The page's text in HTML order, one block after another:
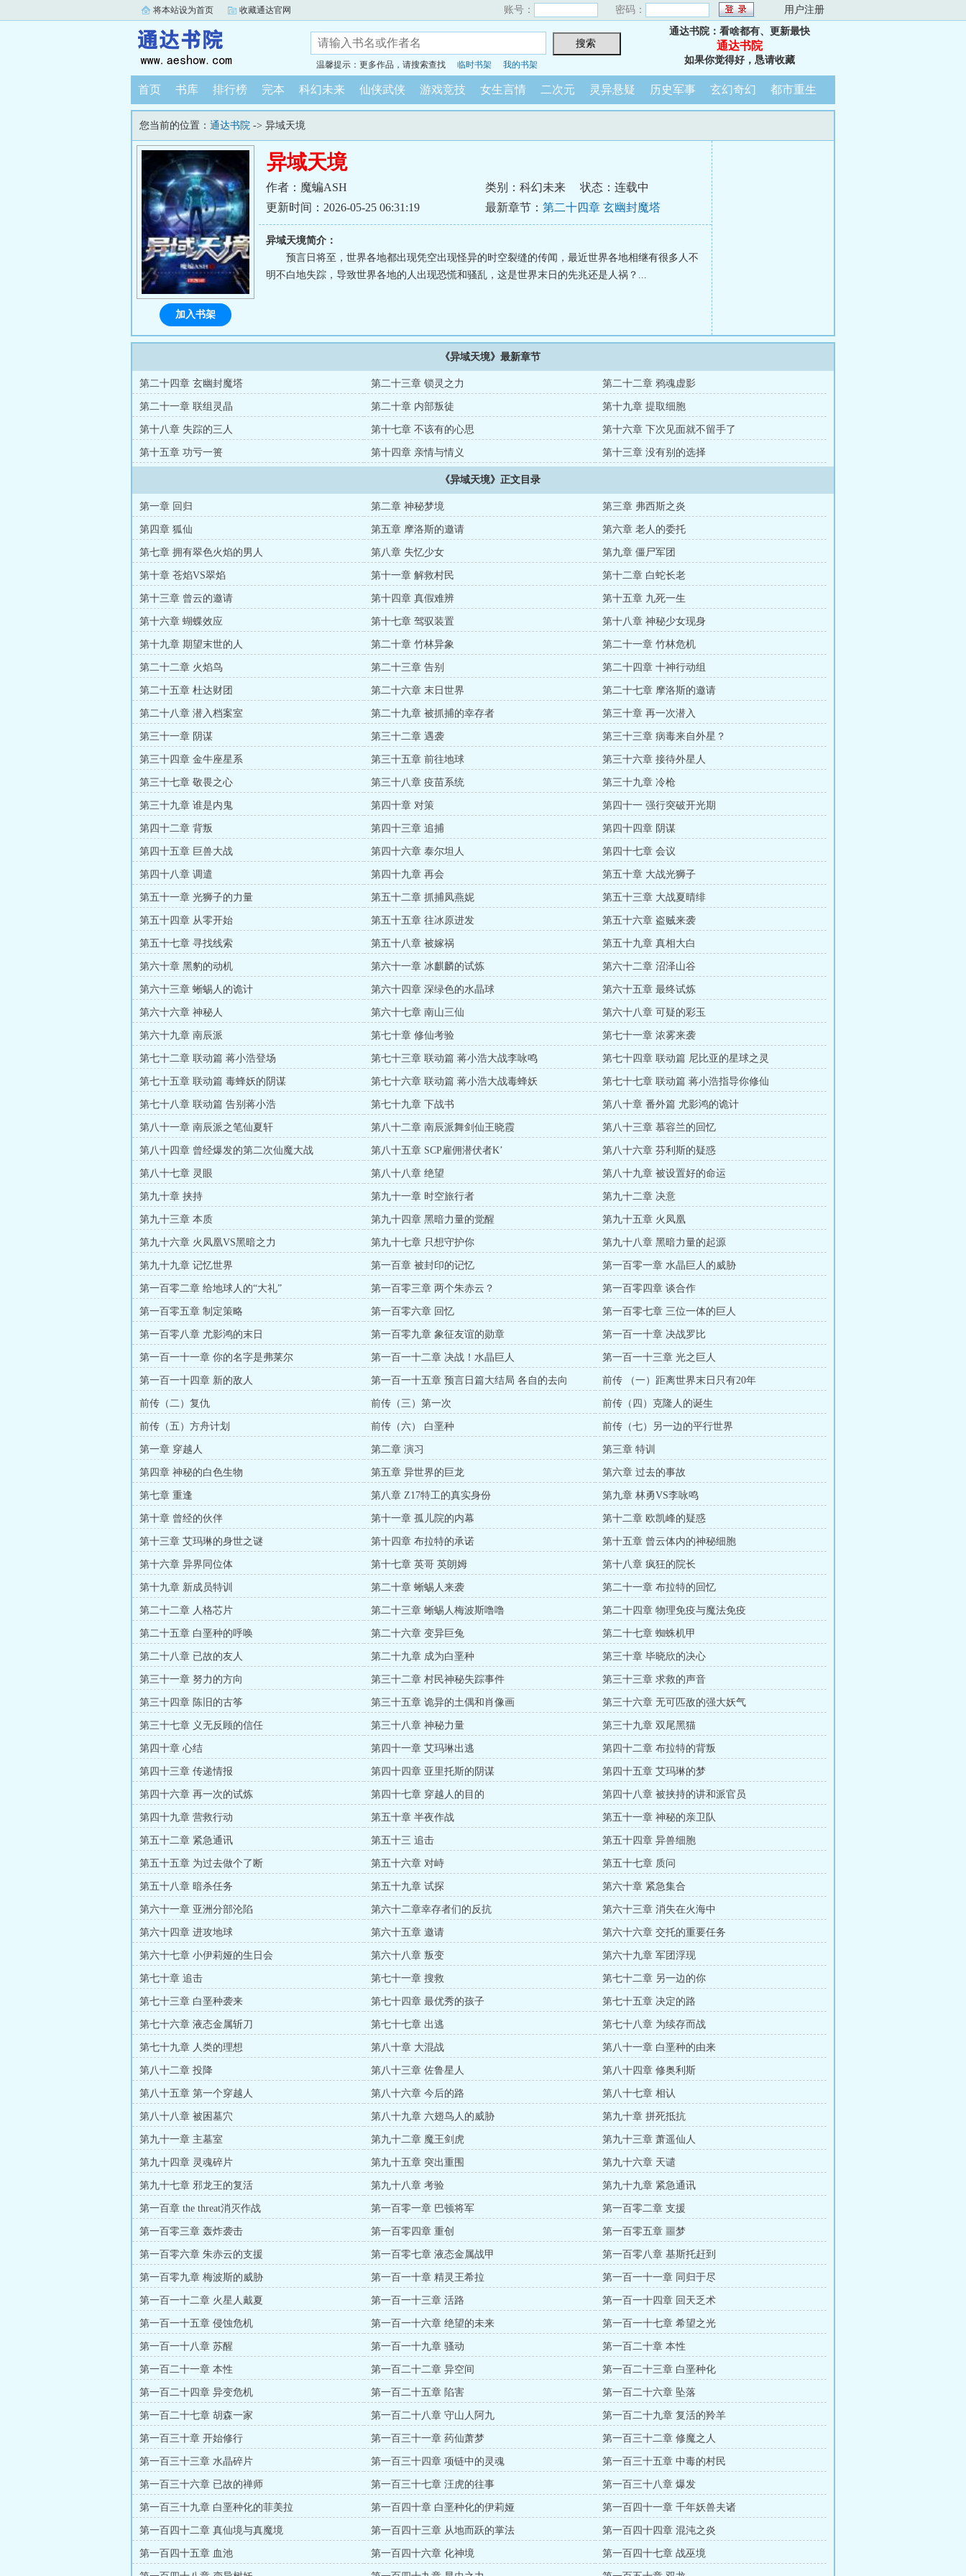
将本站设为首页 收藏通达官网 账号： 密码： 用户注册
温馨提示：更多作品，请搜索查找 临时书架 我的书架
通达书院：看啥都有、更新最快
通达书院
如果你觉得好，恳请收藏
首页 书库 排行榜 完本 科幻未来 仙侠武侠 游戏竞技 女生言情 二次元 灵异悬疑 历史军事 玄幻奇幻 都市重生
您当前的位置： 通达书院 -> 异域天境
异域天境
作者：魔蝙ASH 类别：科幻未来
状态：连载中
更新时间：2026-05-25 06:31:19
最新章节： 第二十四章 玄幽封魔塔
异域天境简介：
预言日将至，世界各地都出现凭空出现怪异的时空裂缝的传闻，最近世界各地相继有很多人不
明不白地失踪，导致世界各地的人出现恐慌和骚乱，这是世界末日的先兆还是人祸？...
加入书架
《异域天境》最新章节
第二十四章 玄幽封魔塔 第二十三章 锁灵之力 第二十二章 鸦魂虚影
第二十一章 联组灵晶 第二十章 内部叛徒 第十九章 提取细胞
第十八章 失踪的三人 第十七章 不该有的心思 第十六章 下次见面就不留手了
第十五章 功亏一篑 第十四章 亲情与情义 第十三章 没有别的选择
《异域天境》正文目录
第一章 回归 第二章 神秘梦境 第三章 弗西斯之炎
第四章 狐仙 第五章 摩洛斯的邀请 第六章 老人的委托
第七章 拥有翠色火焰的男人 第八章 失忆少女 第九章 僵尸军团
第十章 苍焰VS翠焰 第十一章 解救村民 第十二章 白蛇长老
第十三章 曾云的邀请 第十四章 真假难辨 第十五章 九死一生
第十六章 蝴蝶效应 第十七章 驾驭装置 第十八章 神秘少女现身
第十九章 期望末世的人 第二十章 竹林异象 第二十一章 竹林危机
第二十二章 火焰鸟 第二十三章 告别 第二十四章 十神行动组
第二十五章 杜达财团 第二十六章 末日世界 第二十七章 摩洛斯的邀请
第二十八章 潜入档案室 第二十九章 被抓捕的幸存者 第三十章 再一次潜入
第三十一章 阴谋 第三十二章 遇袭 第三十三章 病毒来自外星？
第三十四章 金牛座星系 第三十五章 前往地球 第三十六章 接待外星人
第三十七章 敬畏之心 第三十八章 疫苗系统 第三十九章 冷枪
第三十九章 谁是内鬼 第四十章 对策 第四十一 强行突破开光期
第四十二章 背叛 第四十三章 追捕 第四十四章 阴谋
第四十五章 巨兽大战 第四十六章 泰尔坦人 第四十七章 会议
第四十八章 调遣 第四十九章 再会 第五十章 大战光狮子
第五十一章 光狮子的力量 第五十二章 抓捕凤燕妮 第五十三章 大战夏晴绯
第五十四章 从零开始 第五十五章 往冰原进发 第五十六章 盗贼来袭
第五十七章 寻找线索 第五十八章 被嫁祸 第五十九章 真相大白
第六十章 黑豹的动机 第六十一章 冰麒麟的试炼 第六十二章 沼泽山谷
第六十三章 蜥蜴人的诡计 第六十四章 深绿色的水晶球 第六十五章 最终试炼
第六十六章 神秘人 第六十七章 南山三仙 第六十八章 可疑的彩玉
第六十九章 南辰派 第七十章 修仙考验 第七十一章 浓雾来袭
第七十二章 联动篇 蒋小浩登场 第七十三章 联动篇 蒋小浩大战李咏鸣 第七十四章 联动篇 尼比亚的星球之灵
第七十五章 联动篇 毒蜂妖的阴谋 第七十六章 联动篇 蒋小浩大战毒蜂妖 第七十七章 联动篇 蒋小浩指导你修仙
第七十八章 联动篇 告别蒋小浩 第七十九章 下战书 第八十章 番外篇 尤影鸿的诡计
第八十一章 南辰派之笔仙夏轩 第八十二章 南辰派舞剑仙王晓霞 第八十三章 慕容兰的回忆
第八十四章 曾经爆发的第二次仙魔大战 第八十五章 SCP雇佣潜伏者K’ 第八十六章 芬利斯的疑惑
第八十七章 灵眼 第八十八章 绝望 第八十九章 被设置好的命运
第九十章 挟持 第九十一章 时空旅行者 第九十二章 决意
第九十三章 本质 第九十四章 黑暗力量的觉醒 第九十五章 火凤凰
第九十六章 火凤凰VS黑暗之力 第九十七章 只想守护你 第九十八章 黑暗力量的起源
第九十九章 记忆世界 第一百章 被封印的记忆 第一百零一章 水晶巨人的威胁
第一百零二章 给地球人的“大礼” 第一百零三章 两个朱赤云？ 第一百零四章 谈合作
第一百零五章 制定策略 第一百零六章 回忆 第一百零七章 三位一体的巨人
第一百零八章 尤影鸿的末日 第一百零九章 象征友谊的勋章 第一百一十章 决战罗比
第一百一十一章 你的名字是弗莱尔 第一百一十二章 决战！水晶巨人 第一百一十三章 光之巨人
第一百一十四章 新的敌人 第一百一十五章 预言日篇大结局 各自的去向 前传 （一）距离世界末日只有20年
前传（二）复仇 前传（三）第一次 前传（四）克隆人的诞生
前传（五）方舟计划 前传（六） 白垩种 前传（七）另一边的平行世界
第一章 穿越人 第二章 演习 第三章 特训
第四章 神秘的白色生物 第五章 异世界的巨龙 第六章 过去的事故
第七章 重逢 第八章 Z17特工的真实身份 第九章 林勇VS李咏鸣
第十章 曾经的伙伴 第十一章 孤儿院的内幕 第十二章 欧凯峰的疑惑
第十三章 艾玛琳的身世之谜 第十四章 布拉特的承诺 第十五章 曾云体内的神秘细胞
第十六章 异界同位体 第十七章 英哥 英朗姆 第十八章 疯狂的院长
第十九章 新成员特训 第二十章 蜥蜴人来袭 第二十一章 布拉特的回忆
第二十二章 人格芯片 第二十三章 蜥蜴人梅波斯噜噜 第二十四章 物理免疫与魔法免疫
第二十五章 白垩种的呼唤 第二十六章 变异巨兔 第二十七章 蜘蛛机甲
第二十八章 已故的友人 第二十九章 成为白垩种 第三十章 毕晓欣的决心
第三十一章 努力的方向 第三十二章 村民神秘失踪事件 第三十三章 求救的声音
第三十四章 陈旧的古筝 第三十五章 诡异的土偶和肖像画 第三十六章 无可匹敌的强大妖气
第三十七章 义无反顾的信任 第三十八章 神秘力量 第三十九章 双尾黑猫
第四十章 心结 第四十一章 艾玛琳出逃 第四十二章 布拉特的背叛
第四十三章 传递情报 第四十四章 亚里托斯的阴谋 第四十五章 艾玛琳的梦
第四十六章 再一次的试炼 第四十七章 穿越人的目的 第四十八章 被挟持的讲和派官员
第四十九章 营救行动 第五十章 半夜作战 第五十一章 神秘的亲卫队
第五十二章 紧急通讯 第五十三 追击 第五十四章 异兽细胞
第五十五章 为过去做个了断 第五十六章 对峙 第五十七章 质问
第五十八章 暗杀任务 第五十九章 试探 第六十章 紧急集合
第六十一章 亚洲分部沦陷 第六十二章幸存者们的反抗 第六十三章 消失在火海中
第六十四章 进攻地球 第六十五章 邀请 第六十六章 交托的重要任务
第六十七章 小伊莉娅的生日会 第六十八章 叛变 第六十九章 军团浮现
第七十章 追击 第七十一章 搜救 第七十二章 另一边的你
第七十三章 白垩种袭来 第七十四章 最优秀的孩子 第七十五章 决定的路
第七十六章 液态金属斩刀 第七十七章 出逃 第七十八章 为续存而战
第七十九章 人类的理想 第八十章 大混战 第八十一章 白垩种的由来
第八十二章 投降 第八十三章 佐鲁星人 第八十四章 修奥利斯
第八十五章 第一个穿越人 第八十六章 今后的路 第八十七章 相认
第八十八章 被困墓穴 第八十九章 六翅鸟人的威胁 第九十章 拼死抵抗
第九十一章 主墓室 第九十二章 魔王剑虎 第九十三章 萧遥仙人
第九十四章 灵魂碎片 第九十五章 突出重围 第九十六章 天谴
第九十七章 邪龙王的复活 第九十八章 考验 第九十九章 紧急通讯
第一百章 the threat消灭作战 第一百零一章 巴顿将军 第一百零二章 支援
第一百零三章 轰炸袭击 第一百零四章 重创 第一百零五章 噩梦
第一百零六章 朱赤云的支援 第一百零七章 液态金属战甲 第一百零八章 基斯托赶到
第一百零九章 梅波斯的威胁 第一百一十章 精灵王希拉 第一百一十一章 同归于尽
第一百一十二章 火星人戴夏 第一百一十三章 活路 第一百一十四章 回天乏术
第一百一十五章 侵蚀危机 第一百一十六章 绝望的未来 第一百一十七章 希望之光
第一百一十八章 苏醒 第一百一十九章 骚动 第一百二十章 本性
第一百二十一章 本性 第一百二十二章 异空间 第一百二十三章 白垩种化
第一百二十四章 异变危机 第一百二十五章 陷害 第一百二十六章 坠落
第一百二十七章 胡森一家 第一百二十八章 守山人阿九 第一百二十九章 复活的羚羊
第一百三十章 开始修行 第一百三十一章 药仙萧梦 第一百三十二章 修魔之人
第一百三十三章 水晶碎片 第一百三十四章 项链中的灵魂 第一百三十五章 中毒的村民
第一百三十六章 已故的禅师 第一百三十七章 汪虎的往事 第一百三十八章 爆发
第一百三十九章 白垩种化的菲美拉 第一百四十章 白垩种化的伊莉娅 第一百四十一章 千年妖兽夫诸
第一百四十二章 真仙境与真魔境 第一百四十三章 从地而跃的掌法 第一百四十四章 混沌之炎
第一百四十五章 血池 第一百四十六章 化神境 第一百四十七章 战巫境